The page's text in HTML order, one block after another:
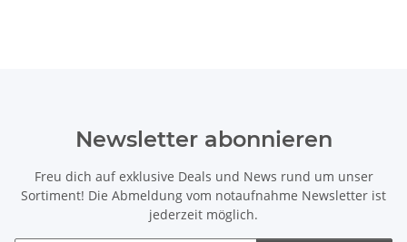
Newsletter abonnieren
Freu dich auf exklusive Deals und News rund um unser
Sortiment! Die Abmeldung vom notaufnahme Newsletter ist
jederzeit möglich.